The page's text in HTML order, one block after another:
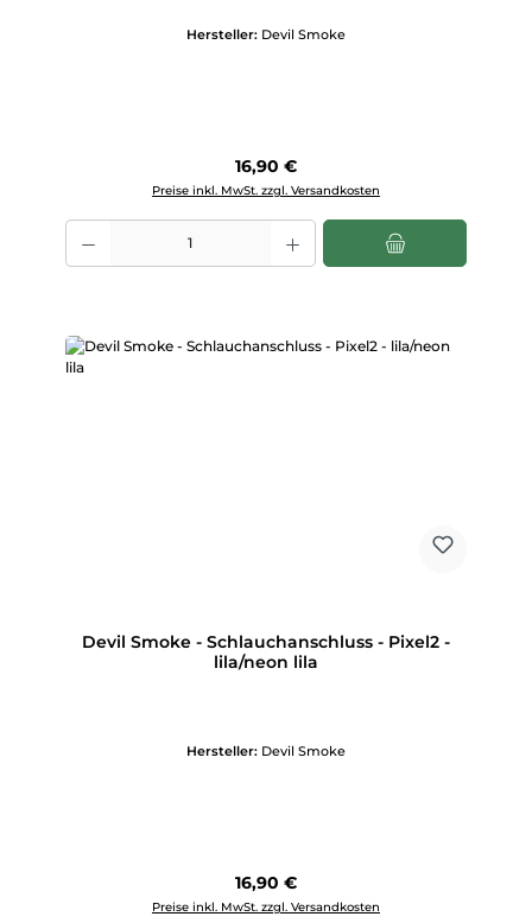
Hersteller: Devil Smoke
Regulärer Preis:
16,90 €
Preise inkl. MwSt. zzgl. Versandkosten
Produkt Anzahl: Gib den gewünschten Wert ein oder benutze die
Devil Smoke - Schlauchanschluss - Pixel2 -
lila/neon lila
Hersteller: Devil Smoke
Regulärer Preis:
16,90 €
Preise inkl. MwSt. zzgl. Versandkosten